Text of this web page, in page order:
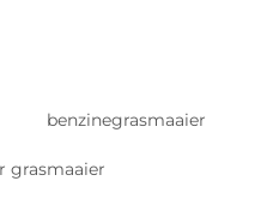
benzinegrasmaaier
grasmaaier